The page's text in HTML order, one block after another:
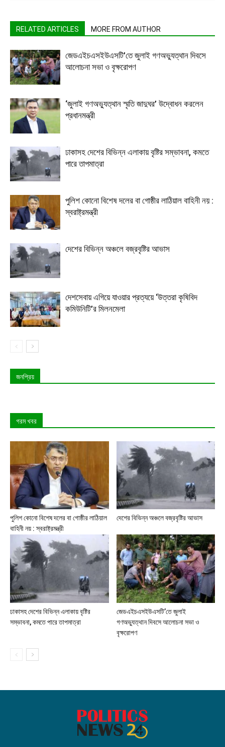
RELATED ARTICLES MORE FROM AUTHOR
জেডএইচএসইউএসটি’তে জুলাই গণঅভ্যুত্থান দিবসে
আলোচনা সভা ও বৃক্ষরোপণ
‘জুলাই গণঅভ্যুত্থান স্মৃতি জাদুঘর’ উদ্বোধন করলেন
প্রধানমন্ত্রী
ঢাকাসহ দেশের বিভিন্ন এলাকায় বৃষ্টির সম্ভাবনা, কমতে
পারে তাপমাত্রা
পুলিশ কোনো বিশেষ দলের বা গোষ্ঠীর লাঠিয়াল বাহিনী নয় :
স্বরাষ্ট্রমন্ত্রী
দেশের বিভিন্ন অঞ্চলে বজ্রবৃষ্টির আভাস
দেশসেবায় এগিয়ে যাওয়ার প্রত্যয়ে ‘উত্তরা কৃষিবিদ
কমিউনিটি’র মিলনমেলা
জনপ্রিয়
গরম খবর
পুলিশ কোনো বিশেষ দলের বা গোষ্ঠীর লাঠিয়াল
বাহিনী নয় : স্বরাষ্ট্রমন্ত্রী
দেশের বিভিন্ন অঞ্চলে বজ্রবৃষ্টির আভাস
ঢাকাসহ দেশের বিভিন্ন এলাকায় বৃষ্টির
সম্ভাবনা, কমতে পারে তাপমাত্রা
জেডএইচএসইউএসটি’তে জুলাই
গণঅভ্যুত্থান দিবসে আলোচনা সভা ও
বৃক্ষরোপণ